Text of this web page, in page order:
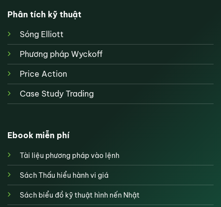
Phân tích kỹ thuật
Sóng Elliott
Phương pháp Wyckoff
Price Action
Case Study Trading
Ebook miễn phí
Tài liệu phương pháp vào lệnh
Sách Thấu hiểu hành vi giá
Sách biểu đồ kỹ thuật hình nến Nhật